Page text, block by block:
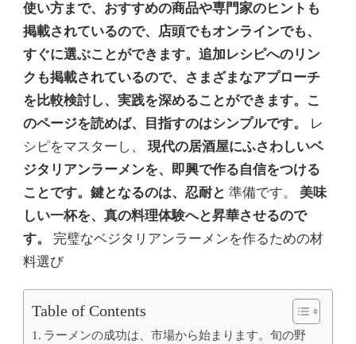
た
め
の
完
全
ガ
イ
ド)
使い方まで、おすすめの商品や専門家のヒントも
掲載されているので、店頭でもオンラインでも、
すぐに選ぶことができます。追加レシピへのリン
クも掲載されているので、さまざまなアプローチ
を比較検討し、実践を深めることができます。こ
のページを読めば、目指すのはシンプルです。
レ
シピをマスターし、 現代の居酒屋にふさわしいベ
ジタリアンラーメンを、即興で作る自信をつける
ことです。鍵となるのは、忍耐と 準備です。 美味
しい一杯を、真の料理体験へと昇華させるので
す。
完璧なベジタリアンラーメンを作るための材
料選び
Table of Contents
ラーメンの成功は、市場から始まります。旬の野